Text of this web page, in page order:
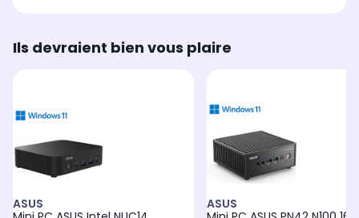
Ils devraient bien vous plaire
ASUS
ASUS